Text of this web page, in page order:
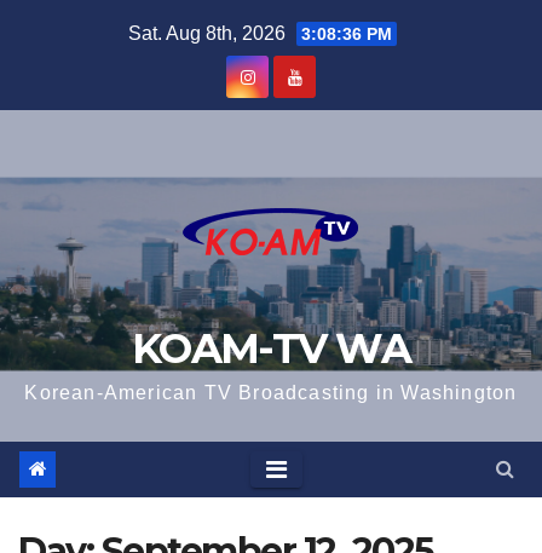
Sat. Aug 8th, 2026 3:08:36 PM
KOAM-TV WA
Korean-American TV Broadcasting in Washington